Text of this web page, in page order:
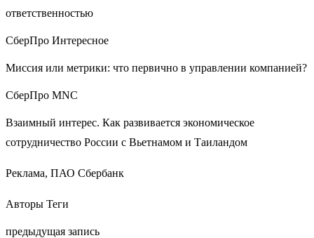
ответственностью
СберПро Интересное
Миссия или метрики: что первично в управлении компанией?
СберПро MNC
Взаимный интерес. Как развивается экономическое
сотрудничество России с Вьетнамом и Таиландом
Реклама, ПАО Сбербанк
Авторы Теги
предыдущая запись